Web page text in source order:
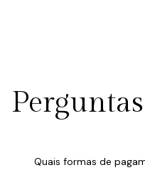
Quais formas de